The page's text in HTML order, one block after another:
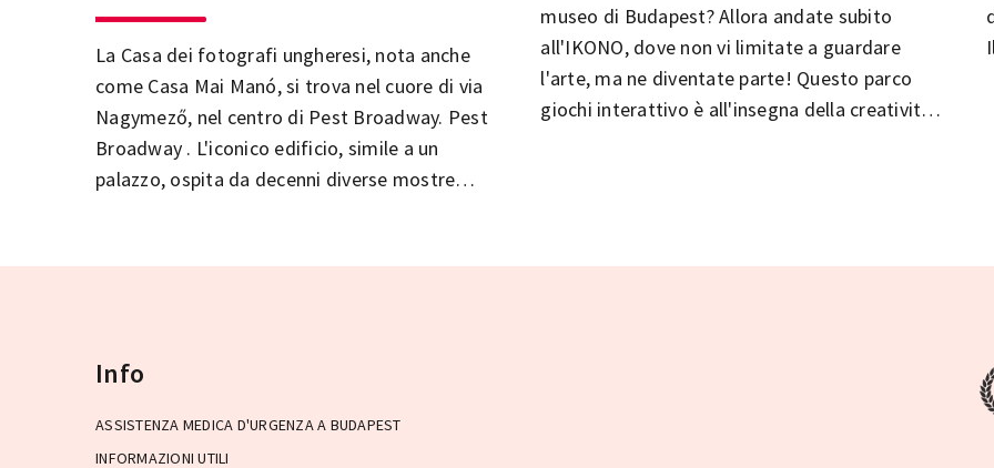
La Casa dei fotografi ungheresi, nota anche
come Casa Mai Manó, si trova nel cuore di via
Nagymező, nel centro di Pest Broadway. Pest
Broadway . L'iconico edificio, simile a un
palazzo, ospita da decenni diverse mostre
museo di Budapest? Allora andate subito
all'IKONO, dove non vi limitate a guardare
l'arte, ma ne diventate parte! Questo parco
giochi interattivo è all'insegna della creatività,
Info
ASSISTENZA MEDICA D'URGENZA A BUDAPEST
INFORMAZIONI UTILI